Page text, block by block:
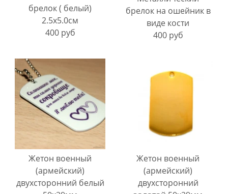
брелок ( белый)
2.5х5.0см
400 руб
брелок на ошейник в
виде кости
400 руб
Жетон военный
(армейский)
двухсторонний белый
Жетон военный
(армейский)
двухсторонний